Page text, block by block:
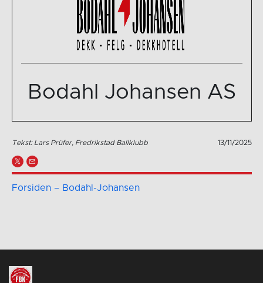
Bodahl Johansen AS
Tekst: Lars Prüfer, Fredrikstad Ballklubb 13/11/2025
Forsiden – Bodahl-Johansen